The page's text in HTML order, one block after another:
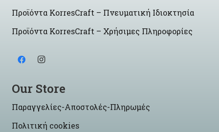
Προϊόντα KorresCraft – Πνευματική Ιδιοκτησία
Προϊόντα KorresCraft – Χρήσιμες Πληροφορίες
Our Store
Παραγγελίες-Αποστολές-Πληρωμές
Πολιτική cookies